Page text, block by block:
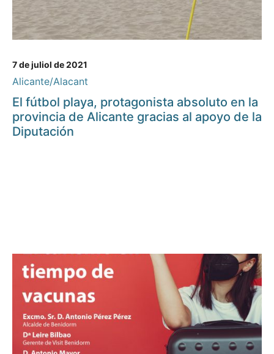
7 de juliol de 2021
Alicante/Alacant
El fútbol playa, protagonista absoluto en la
provincia de Alicante gracias al apoyo de la
Diputación